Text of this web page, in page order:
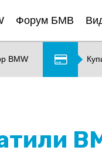
Форум БМВ
BMW